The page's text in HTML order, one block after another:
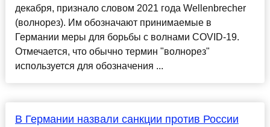
декабря, признало словом 2021 года Wellenbrecher
(волнорез). Им обозначают принимаемые в
Германии меры для борьбы с волнами COVID-19.
Отмечается, что обычно термин "волнорез"
используется для обозначения ...
В Германии назвали санкции против России